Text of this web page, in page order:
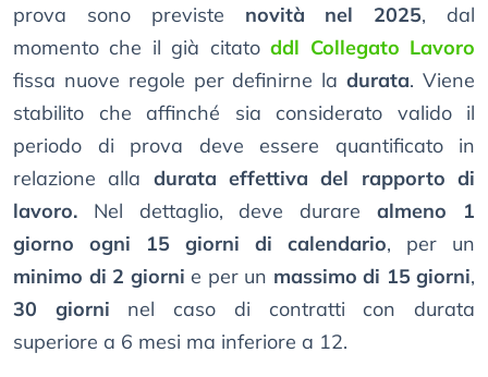
prova sono previste novità nel 2025, dal
momento che il già citatoddl Collegato Lavoro
fissa nuove regole per definirne ladurata. Viene
stabilito che affinché sia considerato valido il
periodo di prova deve essere quantificato in
relazione alla durata effettiva del rapporto di
lavoro. Nel dettaglio, deve durarealmeno 1
giorno ogni 15 giorni di calendario, per un
minimo di 2 giorni e per un massimo di 15 giorni,
30 giorni nel caso di contratti con durata
superiore a 6 mesi ma inferiore a 12.